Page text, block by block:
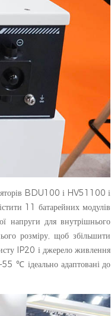
BDU100 і HV51100 і
11 батарейних модулів
напруги для внутрішнього
розміру, щоб збільшити
IP20 і джерело живлення
℃ ідеально адаптовані до